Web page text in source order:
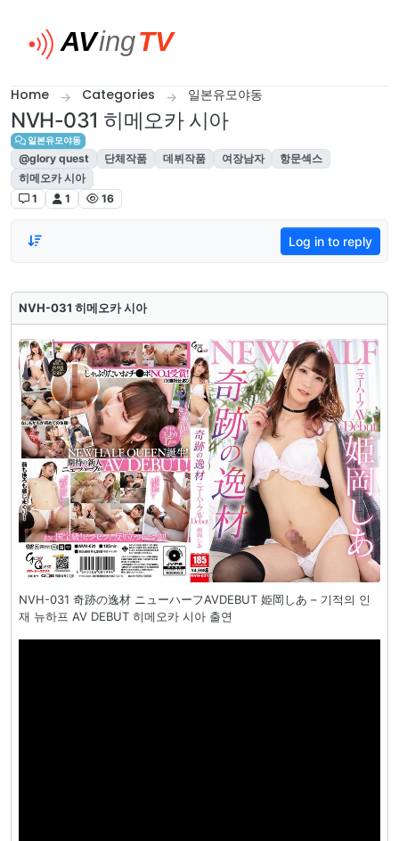
Home Categories 일본유모야동
NVH-031 히메오카 시아
일본유모야동
@glory quest 단체작품 데뷔작품 여장남자
항문섹스
히메오카 시아
1
1 16
Log in to reply
NVH-031 히메오카 시아
NVH-031 奇跡の逸材 ニューハーフAVDEBUT 姫岡しあ – 기적의 인
재 뉴하프 AV DEBUT 히메오카 시아 출연